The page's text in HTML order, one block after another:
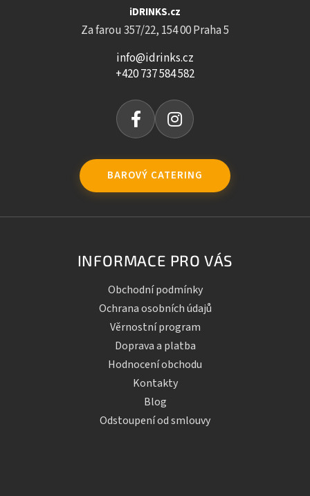
iDRINKS.cz
Za farou 357/22, 154 00 Praha 5
info@idrinks.cz
+420 737 584 582
BAROVÝ CATERING
INFORMACE PRO VÁS
Obchodní podmínky
Ochrana osobních údajů
Věrnostní program
Doprava a platba
Hodnocení obchodu
Kontakty
Blog
Odstoupení od smlouvy